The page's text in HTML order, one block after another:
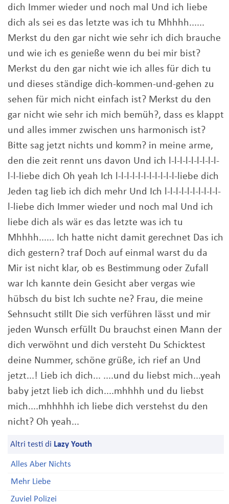
dich Immer wieder und noch mal Und ich liebe
dich als sei es das letzte was ich tu Mhhhh......
Merkst du den gar nicht wie sehr ich dich brauche
und wie ich es genieße wenn du bei mir bist?
Merkst du den gar nicht wie ich alles für dich tu
und dieses ständige dich-kommen-und-gehen zu
sehen für mich nicht einfach ist? Merkst du den
gar nicht wie sehr ich mich bemüh?, dass es klappt
und alles immer zwischen uns harmonisch ist?
Bitte sag jetzt nichts und komm? in meine arme,
den die zeit rennt uns davon Und ich l-l-l-l-l-l-l-l-l-
l-l-liebe dich Oh yeah Ich l-l-l-l-l-l-l-l-l-l-l-liebe dich
Jeden tag lieb ich dich mehr Und Ich l-l-l-l-l-l-l-l-l-l-
l-liebe dich Immer wieder und noch mal Und ich
liebe dich als wär es das letzte was ich tu
Mhhhh...... Ich hatte nicht damit gerechnet Das ich
dich gestern? traf Doch auf einmal warst du da
Mir ist nicht klar, ob es Bestimmung oder Zufall
war Ich kannte dein Gesicht aber vergas wie
hübsch du bist Ich suchte ne? Frau, die meine
Sehnsucht stillt Die sich verführen lässt und mir
jeden Wunsch erfüllt Du brauchst einen Mann der
dich verwöhnt und dich versteht Du Schicktest
deine Nummer, schöne grüße, ich rief an Und
jetzt...! Lieb ich dich... ....und du liebst mich...yeah
baby jetzt lieb ich dich....mhhhh und du liebst
mich....mhhhhh ich liebe dich verstehst du den
nicht? Oh yeah...
Altri testi di Lazy Youth
Alles Aber Nichts
Mehr Liebe
Zuviel Polizei